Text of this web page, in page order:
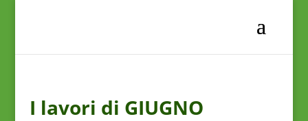
I lavori di GIUGNO